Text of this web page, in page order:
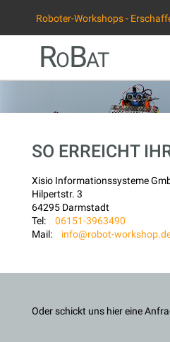
Roboter-Workshops -
RoBat
SO ERREICHT
Xisio Informationssysteme
Hilpertstr. 3
64295 Darmstadt
Tel:
06151-3963490
Mail:
info@robot-
Oder schickt uns hier eine